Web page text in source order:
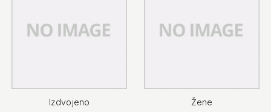
Izdvojeno Žene